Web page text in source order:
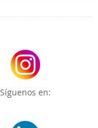
Síguenos en: